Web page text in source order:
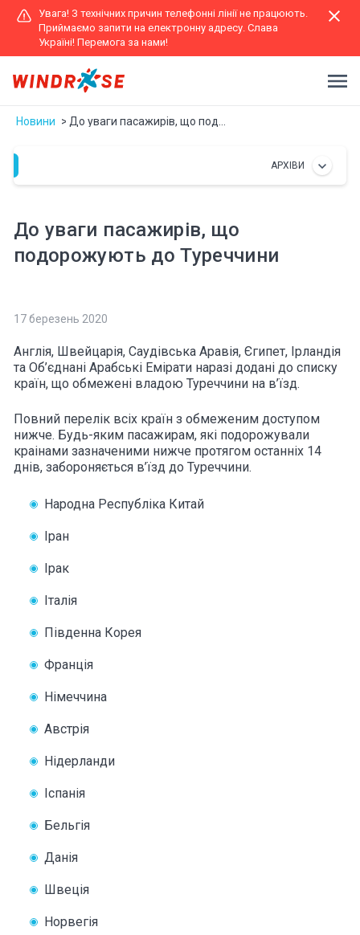
Увага! З технічних причин телефонні лінії не працюють.
Приймаємо запити на електронну адресу. Слава
Україні! Перемога за нами!
Новини
АРХІВИ
До уваги пасажирів, що
подорожують до Туреччини
17 березень 2020
Англія, Швейцарія, Саудівська Аравія, Єгипет, Ірландія
та Об’єднані Арабські Емірати наразі додані до списку
країн, що обмежені владою Туреччини на в’їзд.
Повний перелік всіх країн з обмеженим доступом
нижче. Будь-яким пасажирам, які подорожували
краінами зазначеними нижче протягом останніх 14
днів, забороняється в’їзд до Туреччини.
Народна Республіка Китай
Іран
Ірак
Італія
Південна Корея
Франція
Німеччина
Австрія
Нідерланди
Іспанія
Бельгія
Данія
Швеція
Норвегія